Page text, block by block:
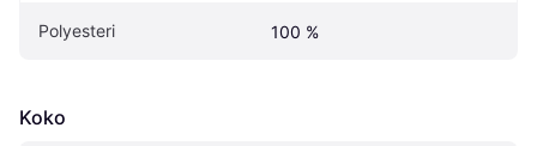
Polyesteri 100 %
Koko